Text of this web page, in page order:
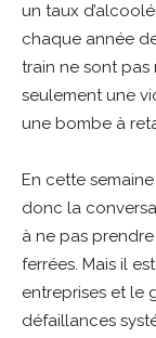
un taux
chaque année
train ne sont pas
seulement une
une bombe à
En cette
donc la
à ne pas
ferrées. Mais il
entreprises et le
défaillances